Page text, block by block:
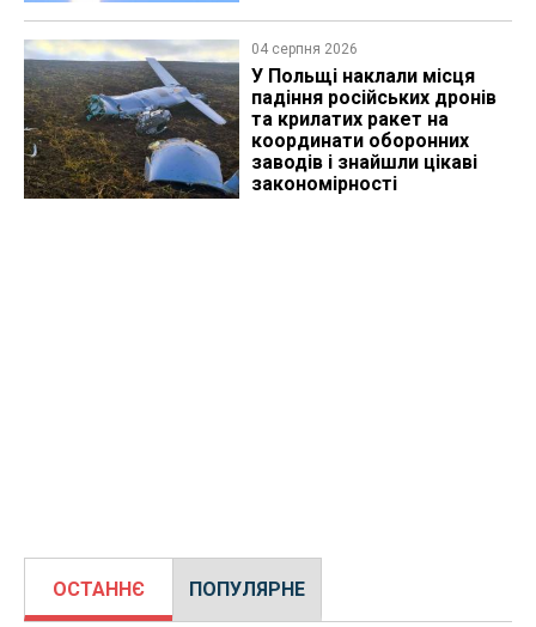
04 серпня 2026
У Польщі наклали місця
падіння російських дронів
та крилатих ракет на
координати оборонних
заводів і знайшли цікаві
закономірності
ОСТАННЄ ПОПУЛЯРНЕ